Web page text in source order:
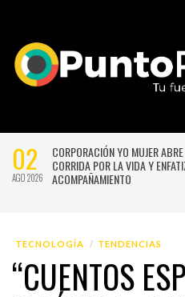
02
AGO 2026
CORPORACIÓN YO MUJER
CORRIDA POR LA VIDA Y
ACOMPAÑAMIENTO
TECNOLOGÍA TENDENCIAS
“CUENTOS